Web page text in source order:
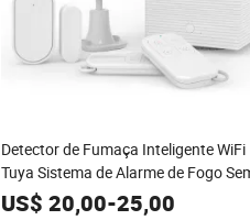
Detector de Fumaça Inteligente WiFi
Tuya Sistema de Alarme de Fogo
Fio para Segurança em Casa
US$ 20,00-25,00